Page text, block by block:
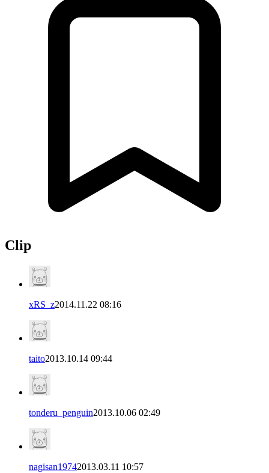
Clip
xRS_z2014.11.22 08:16
taito2013.10.14 09:44
tonderu_penguin2013.10.06 02:49
nagisan19742013.03.11 10:57